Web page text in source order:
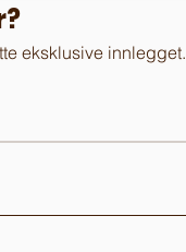
eksklusive innlegget.